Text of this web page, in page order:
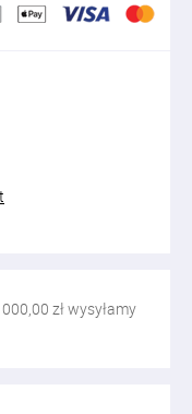
zł wysyłamy